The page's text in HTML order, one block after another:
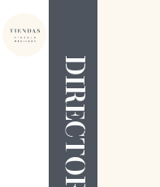
DIRECTORIO